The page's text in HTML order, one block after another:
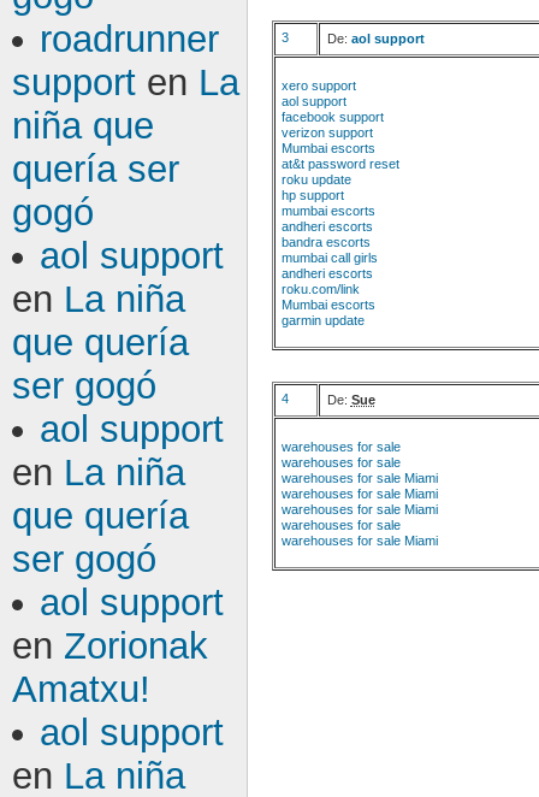
3 De: aol support
xero support
aol support
facebook support
verizon support
Mumbai escorts
at&t password reset
roku update
hp support
mumbai escorts
andheri escorts
bandra escorts
mumbai call girls
andheri escorts
roku.com/link
Mumbai escorts
garmin update
4 De: Sue
warehouses for sale
warehouses for sale
warehouses for sale Miami
warehouses for sale Miami
warehouses for sale Miami
warehouses for sale
warehouses for sale Miami
roadrunner
support en La
niña que
quería ser
gogó
aol support
en La niña
que quería
ser gogó
aol support
en La niña
que quería
ser gogó
aol support
en Zorionak
Amatxu!
aol support
en La niña